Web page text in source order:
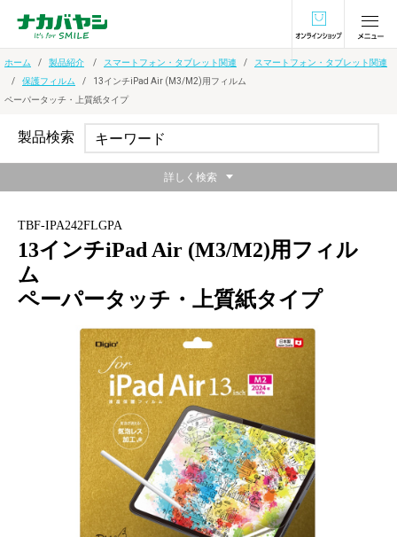
オンラインショ
ホーム 製品紹介 スマートフォン・タブレット関連
スマートフォン・タブレット関連
保護フィルム
13インチiPad Air (M3/M2)用フィルム
ペーパータッチ・上質紙タイプ
TBF-IPA242FLGPA
13インチiPad Air (M3/M2)用フィル
ム
ペーパータッチ・上質紙タイプ
ピタッと吸着、キレイをキープ
メーカー希望小売価格：
+ 税
製品検索
詳しく検索